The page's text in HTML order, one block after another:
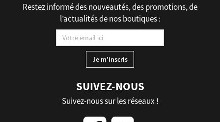
Restez informé des nouveautés, des promotions, de
l’actualités de nos boutiques :
SUIVEZ-NOUS
Suivez-nous sur les réseaux !